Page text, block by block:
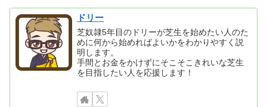
ドリー
芝奴隷5年目のドリーが芝生を始めたい人のた
めに何から始めればよいかをわかりやすく説
明します。
手間とお金をかけずにそこそこきれいな芝生
を目指したい人を応援します！